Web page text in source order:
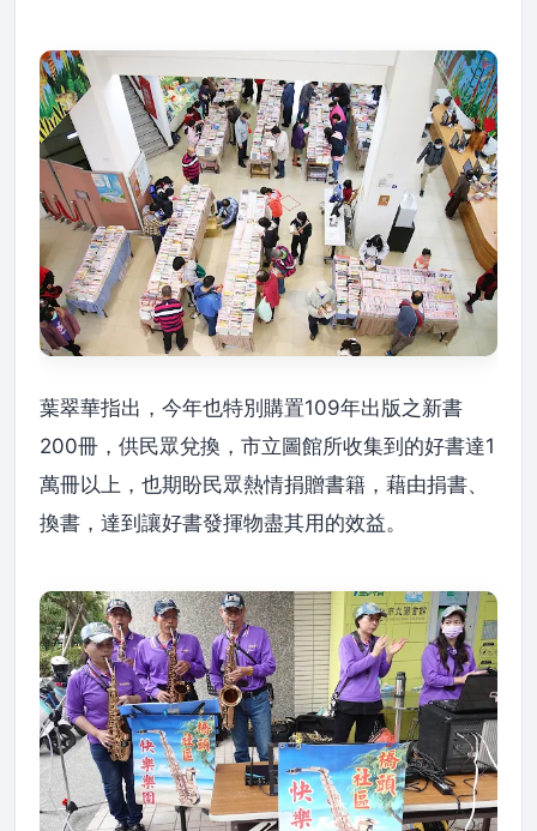
葉翠華指出，今年也特別購置109年出版之新書
200冊，供民眾兌換，市立圖館所收集到的好書達1
萬冊以上，也期盼民眾熱情捐贈書籍，藉由捐書、
換書，達到讓好書發揮物盡其用的效益。